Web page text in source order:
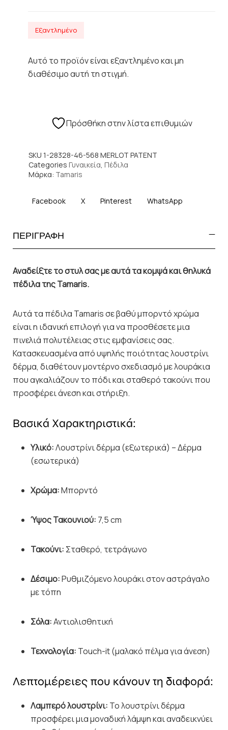
Εξαντλημένο
Αυτό το προϊόν είναι εξαντλημένο και μη
διαθέσιμο αυτή τη στιγμή.
Πρόσθήκη στην λίστα επιθυμιών
SKU 1-28328-46-568 MERLOT PATENT
Categories Γυναικεία, Πέδιλα
Μάρκα: Tamaris
Facebook X Pinterest WhatsApp
ΠΕΡΙΓΡΑΦΗ
Αναδείξτε το στυλ σας με αυτά τα κομψά και θηλυκά
πέδιλα της Tamaris.
Αυτά τα πέδιλα Tamaris σε βαθύ μπορντό χρώμα
είναι η ιδανική επιλογή για να προσθέσετε μια
πινελιά πολυτέλειας στις εμφανίσεις σας.
Κατασκευασμένα από υψηλής ποιότητας λουστρίνι
δέρμα, διαθέτουν μοντέρνο σχεδιασμό με λουράκια
που αγκαλιάζουν το πόδι και σταθερό τακούνι που
προσφέρει άνεση και στήριξη.
Βασικά Χαρακτηριστικά:
Υλικό:Λουστρίνι δέρμα (εξωτερικά) – Δέρμα
(εσωτερικά)
Χρώμα:Μπορντό
Ύψος Τακουνιού: 7,5 cm
Τακούνι: Σταθερό, τετράγωνο
Δέσιμο:Ρυθμιζόμενο λουράκι στον αστράγαλο
με τόπη
Σόλα:Αντιολισθητική
Τεχνολογία: Touch-it (μαλακό πέλμα για άνεση)
Λεπτομέρειες που κάνουν τη διαφορά:
Λαμπερό λουστρίνι: Το λουστρίνι δέρμα
προσφέρει μια μοναδική λάμψη και αναδεικνύει